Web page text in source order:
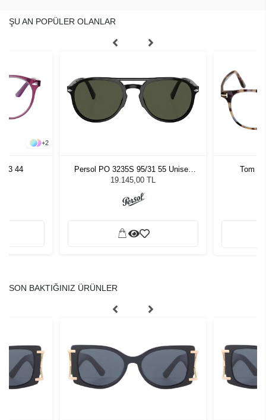
ŞU AN POPÜLER OLANLAR
+2
44
Persol PO 3235S 95/31 55 Unisex
Güneş Gözlüğü
19.145,00 TL
Tom
SON BAKTIĞINIZ ÜRÜNLER